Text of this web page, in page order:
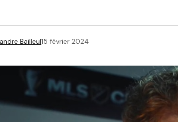
Bailleul15 février 2024